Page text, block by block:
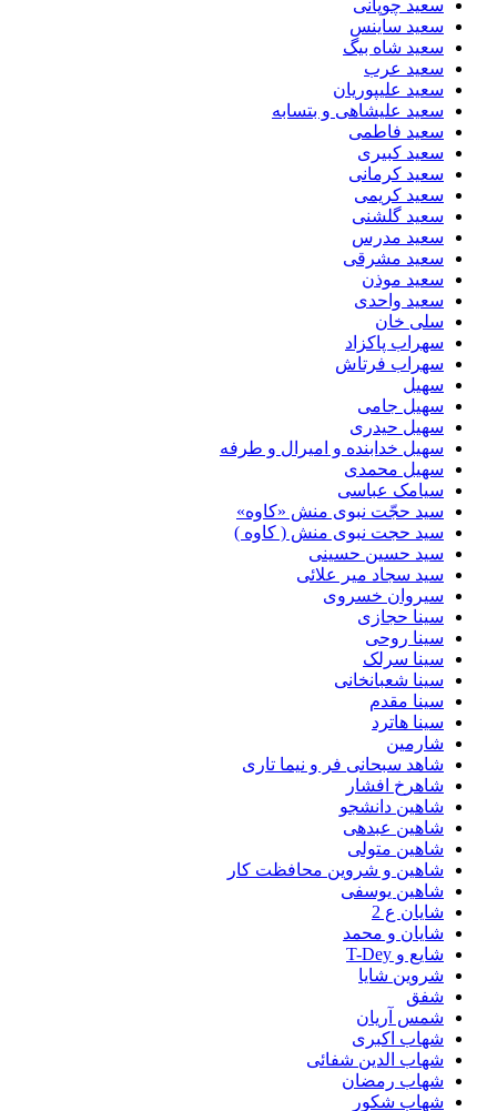
سعید چوپانی
سعید ساینس
سعید شاه بیگ
سعید عرب
سعید علیپوریان
سعید علیشاهی و بتسابه
سعید فاطمی
سعید کبیری
سعید کرمانی
سعید کریمی
سعید گلشنی
سعید مدرس
سعید مشرقی
سعید موذن
سعید واحدی
سلی خان
سهراب پاکزاد
سهراب فرتاش
سهیل
سهیل جامی
سهیل حیدری
سهیل خدابنده و امیرال و طرفه
سهیل محمدی
سیامک عباسی
سید حجّت نبوی منش «کاوه»
سید حجت نبوی منش ( کاوه )
سید حسین حسینى
سید سجاد میر علائی
سیروان خسروی
سینا حجازی
سینا روحی
سینا سرلک
سینا شعبانخانی
سینا مقدم
سینا هاترد
شارمین
شاهد سبحانی فر و نیما تاری
شاهرخ افشار
شاهین دانشجو
شاهین عبدهی
شاهین متولی
شاهین و شروین محافظت کار
شاهین یوسفی
شایان ع 2
شایان و محمد
شایع و T-Dey
شروین شایا
شفق
شمس آریان
شهاب اکبری
شهاب الدین شفائی
شهاب رمضان
شهاب شکور